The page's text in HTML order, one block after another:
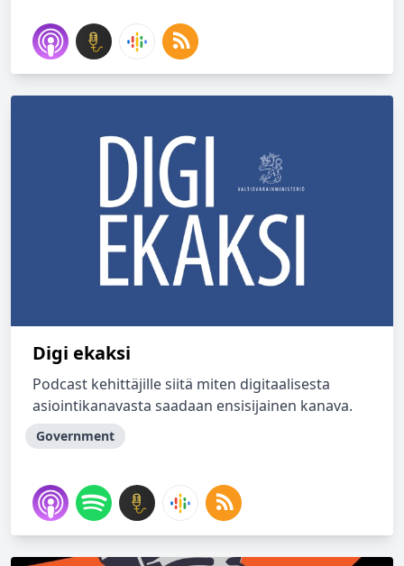
Digi ekaksi
Podcast kehittäjille siitä miten digitaalisesta
asiointikanavasta saadaan ensisijainen kanava.
Government